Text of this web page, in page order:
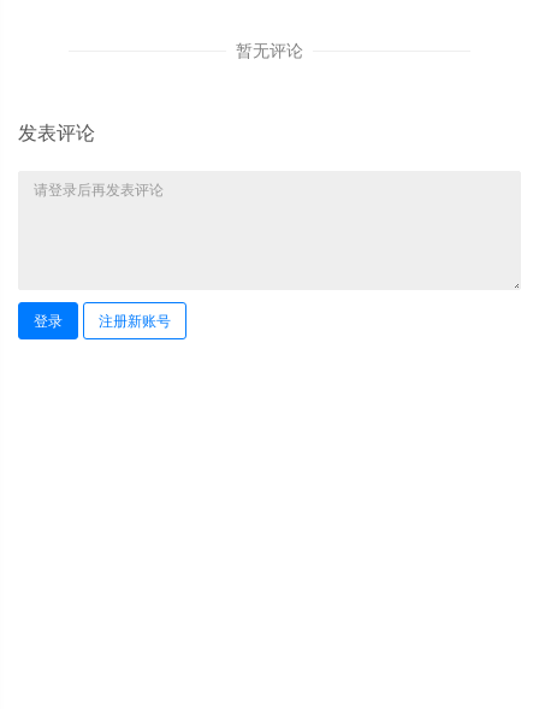
暂无评论
发表评论
登录 注册新账号